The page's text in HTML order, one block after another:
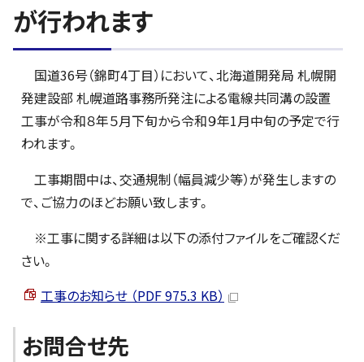
が行われます
国道36号（錦町4丁目）において、北海道開発局 札幌開
発建設部 札幌道路事務所発注による電線共同溝の設置
工事が令和８年５月下旬から令和９年1月中旬の予定で行
われます。
工事期間中は、交通規制（幅員減少等）が発生しますの
で、ご協力のほどお願い致します。
※工事に関する詳細は以下の添付ファイルをご確認くだ
さい。
工事のお知らせ （PDF 975.3 KB）
お問合せ先